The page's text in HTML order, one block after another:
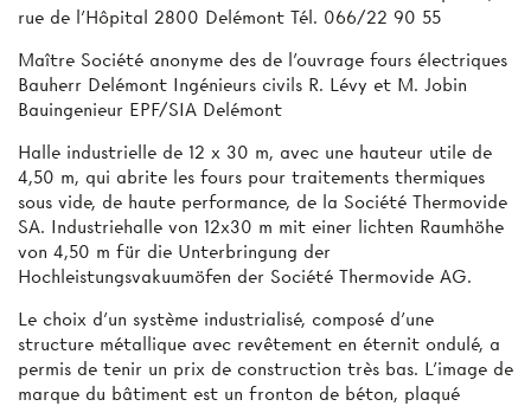
rue de l'Hôpital 2800 Delémont Tél. 066/22 90 55
Maître Société anonyme des de l'ouvrage fours électriques
Bauherr Delémont Ingénieurs civils R. Lévy et M. Jobin
Bauingenieur EPF/SIA Delémont
Halle industrielle de 12 x 30 m, avec une hauteur utile de
4,50 m, qui abrite les fours pour traitements thermiques
sous vide, de haute performance, de la Société Thermovide
SA. Industriehalle von 12x30 m mit einer lichten Raumhöhe
von 4,50 m für die Unterbringung der
Hochleistungsvakuumöfen der Société Thermovide AG.
Le choix d'un système industrialisé, composé d'une
structure métallique avec revêtement en éternit ondulé, a
permis de tenir un prix de construction très bas. L'image de
marque du bâtiment est un fronton de béton, plaqué